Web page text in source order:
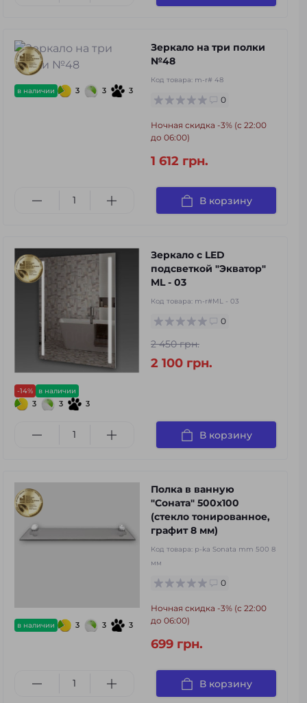
в наличии 3 3 3
Зеркало на три полки
№48
Код товара: m-r# 48
0
Ночная скидка -3% (с 22:00
до 06:00)
1 612 грн.
В корзину
-14% в наличии
3 3 3
Зеркало с LED
подсветкой "Экватор"
ML - 03
Код товара: m-r#ML - 03
0
2 450 грн.
2 100 грн.
В корзину
в наличии 3 3 3
Полка в ванную
"Соната" 500x100
(стекло тонированное,
графит 8 мм)
Код товара: p-ka Sonata mm 500 8
мм
0
Ночная скидка -3% (с 22:00
до 06:00)
699 грн.
В корзину